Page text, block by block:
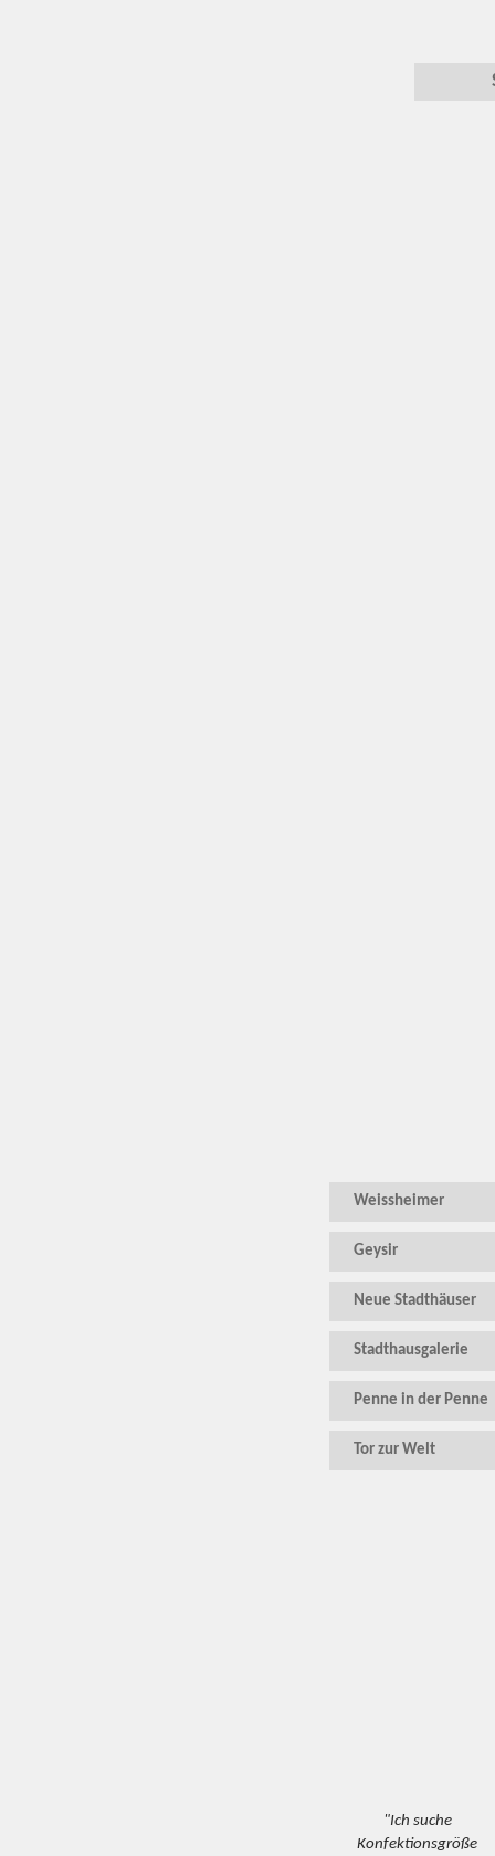
"Ich suche
Konfektionsgröße
Weissheimer
Geysir
Neue Stadthäuser
Stadthausgalerie
Penne in der Penne
Tor zur Welt